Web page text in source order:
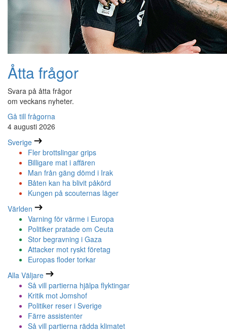
Åtta frågor
Svara på åtta frågor
om veckans nyheter.
Gå till frågorna
4 augusti 2026
Sverige
Fler brottslingar grips
Billigare mat i affären
Man från gäng dömd i Irak
Båten kan ha blivit påkörd
Kungen på scouternas läger
Världen
Varning för värme i Europa
Politiker pratade om Ceuta
Stor begravning i Gaza
Attacker mot ryskt företag
Europas floder torkar
Alla Väljare
Så vill partierna hjälpa flyktingar
Kritik mot Jomshof
Politiker reser i Sverige
Färre assistenter
Så vill partierna rädda klimatet